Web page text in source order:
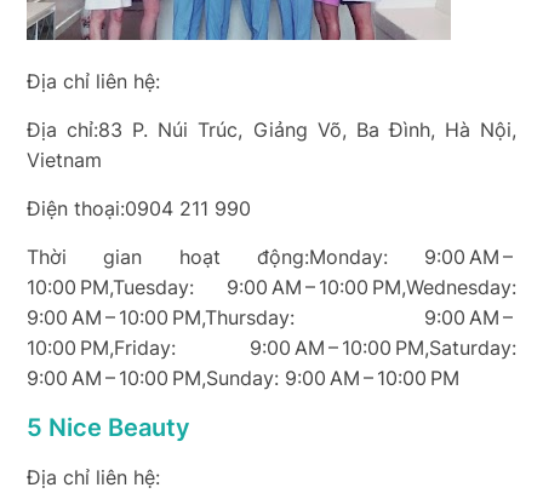
Địa chỉ liên hệ:
Địa chỉ:83 P. Núi Trúc, Giảng Võ, Ba Đình, Hà Nội,
Vietnam
Điện thoại:0904 211 990
Thời gian hoạt động:Monday: 9:00 AM –
10:00 PM,Tuesday: 9:00 AM – 10:00 PM,Wednesday:
9:00 AM – 10:00 PM,Thursday: 9:00 AM –
10:00 PM,Friday: 9:00 AM – 10:00 PM,Saturday:
9:00 AM – 10:00 PM,Sunday: 9:00 AM – 10:00 PM
5 Nice Beauty
Địa chỉ liên hệ: